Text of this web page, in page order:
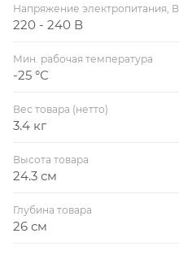
Напряжение электропитания, В
220 - 240 В
Мин. рабочая температура
-25 °С
Вес товара (нетто)
3.4 кг
Высота товара
24.3 см
Глубина товара
26 см